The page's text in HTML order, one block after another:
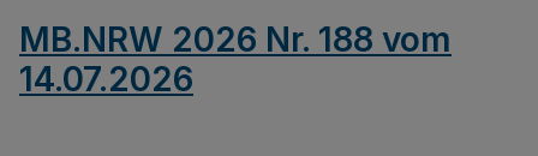
MB.NRW 2026 Nr. 188 vom
14.07.2026